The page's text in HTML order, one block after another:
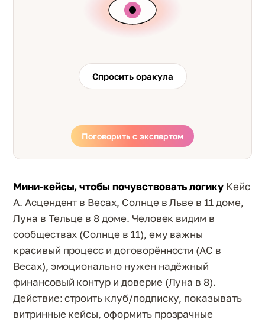
Спросить оракула
Поговорить с экспертом
Мини-кейсы, чтобы почувствовать логику Кейс
А. Асцендент в Весах, Солнце в Льве в 11 доме,
Луна в Тельце в 8 доме. Человек видим в
сообществах (Солнце в 11), ему важны
красивый процесс и договорённости (АС в
Весах), эмоционально нужен надёжный
финансовый контур и доверие (Луна в 8).
Действие: строить клуб/подписку, показывать
витринные кейсы, оформить прозрачные